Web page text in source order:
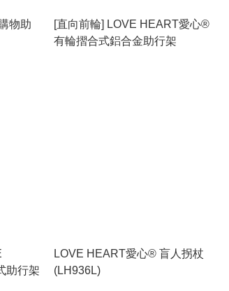
物助
[直向前輪] LOVE HEART愛心®
有輪摺合式鋁合金助行架
助行架
LOVE HEART愛心® 盲人拐杖
(LH936L)